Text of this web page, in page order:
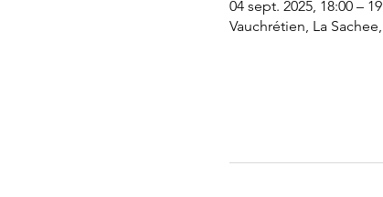
04 sept. 2025, 18:00 –
Vauchrétien, La